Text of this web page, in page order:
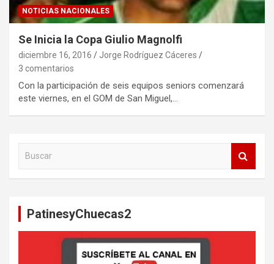
NOTICIAS NACIONALES
Se Inicia la Copa Giulio Magnolfi
diciembre 16, 2016
Jorge Rodríguez Cáceres
3 comentarios
Con la participación de seis equipos seniors comenzará
este viernes, en el GOM de San Miguel,…
PatinesyChuecas2